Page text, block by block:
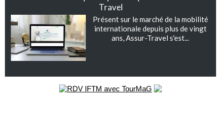
Travel
Présent sur le marché de la mobilité
internationale depuis plus de vingt
ans, Assur-Travel s'est...